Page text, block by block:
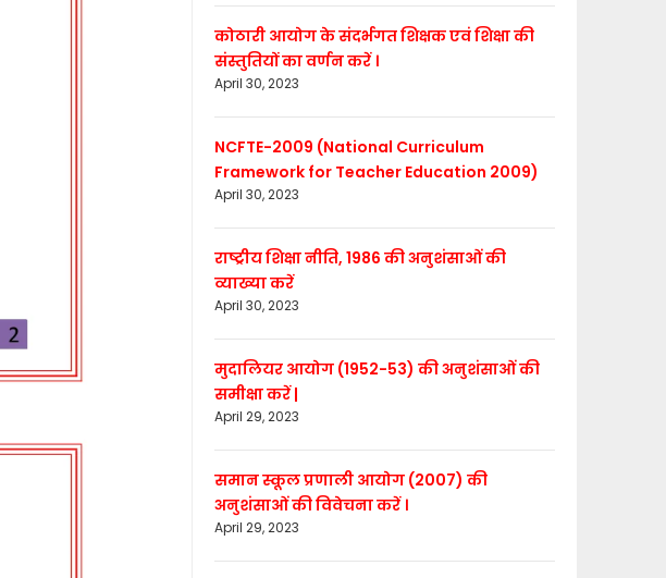
कोठारी आयोग के संदर्भगत शिक्षक एवं शिक्षा की
संस्तुतियों का वर्णन करें ।
April 30, 2023
NCFTE-2009 (National Curriculum
Framework for Teacher Education 2009)
April 30, 2023
राष्ट्रीय शिक्षा नीति, 1986 की अनुशंसाओं की
व्याख्या करें
April 30, 2023
मुदालियर आयोग (1952-53) की अनुशंसाओं की
समीक्षा करें |
April 29, 2023
समान स्कूल प्रणाली आयोग (2007) की
अनुशंसाओं की विवेचना करें ।
April 29, 2023